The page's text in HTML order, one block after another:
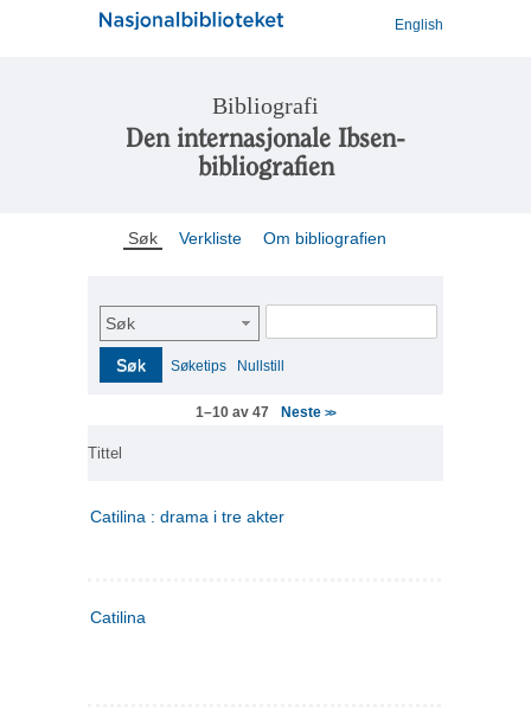
English
Bibliografi
Den internasjonale Ibsen-
bibliografien
Søk Verkliste Om bibliografien
Søk
Søk Søketips Nullstill
1–10 av 47 Neste>>
Tittel
Catilina : drama i tre akter
Catilina